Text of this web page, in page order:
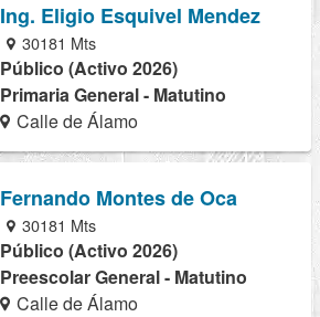
Ing. Eligio Esquivel Mendez
30181 Mts
Público (Activo 2026)
Primaria General - Matutino
Calle de Álamo
Fernando Montes de Oca
30181 Mts
Público (Activo 2026)
Preescolar General - Matutino
Calle de Álamo